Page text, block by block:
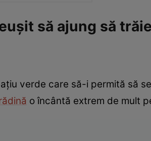
să ajung să
verde care să-i permită să
o încântă extrem de mult